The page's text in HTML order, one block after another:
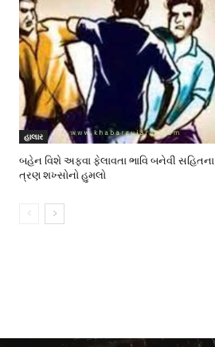
હાલાર
બહેન વિશે અફવા ફેલાવતા ભાવિ બનેવી સહિતના
ત્રણ શખ્સોનો હુમલો